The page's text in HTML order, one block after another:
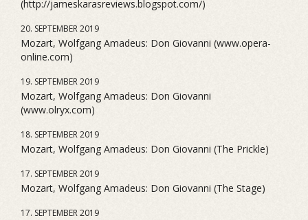
(http://jameskarasreviews.blogspot.com/)
20. SEPTEMBER 2019
Mozart, Wolfgang Amadeus: Don Giovanni (www.opera-
online.com)
19. SEPTEMBER 2019
Mozart, Wolfgang Amadeus: Don Giovanni
(www.olryx.com)
18. SEPTEMBER 2019
Mozart, Wolfgang Amadeus: Don Giovanni (The Prickle)
17. SEPTEMBER 2019
Mozart, Wolfgang Amadeus: Don Giovanni (The Stage)
17. SEPTEMBER 2019